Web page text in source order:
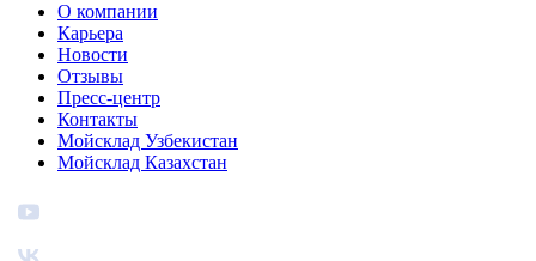
О компании
Карьера
Новости
Отзывы
Пресс-центр
Контакты
Мойсклад Узбекистан
Мойсклад Казахстан